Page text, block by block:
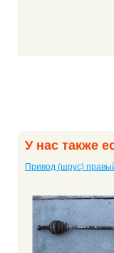
У нас также